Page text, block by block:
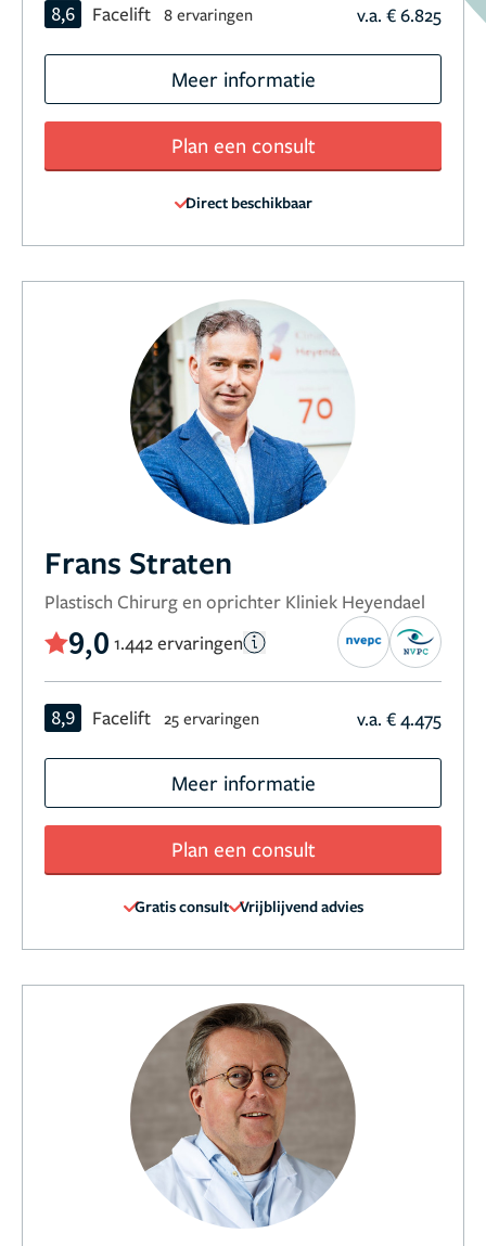
8,6 Facelift 8 ervaringen v.a. € 6.825
Meer informatie
Plan een consult
Direct beschikbaar
Frans Straten
Plastisch Chirurg en oprichter Kliniek Heyendael
9,0 1.442 ervaringen
8,9 Facelift 25 ervaringen v.a. € 4.475
Meer informatie
Plan een consult
Gratis consult Vrijblijvend advies